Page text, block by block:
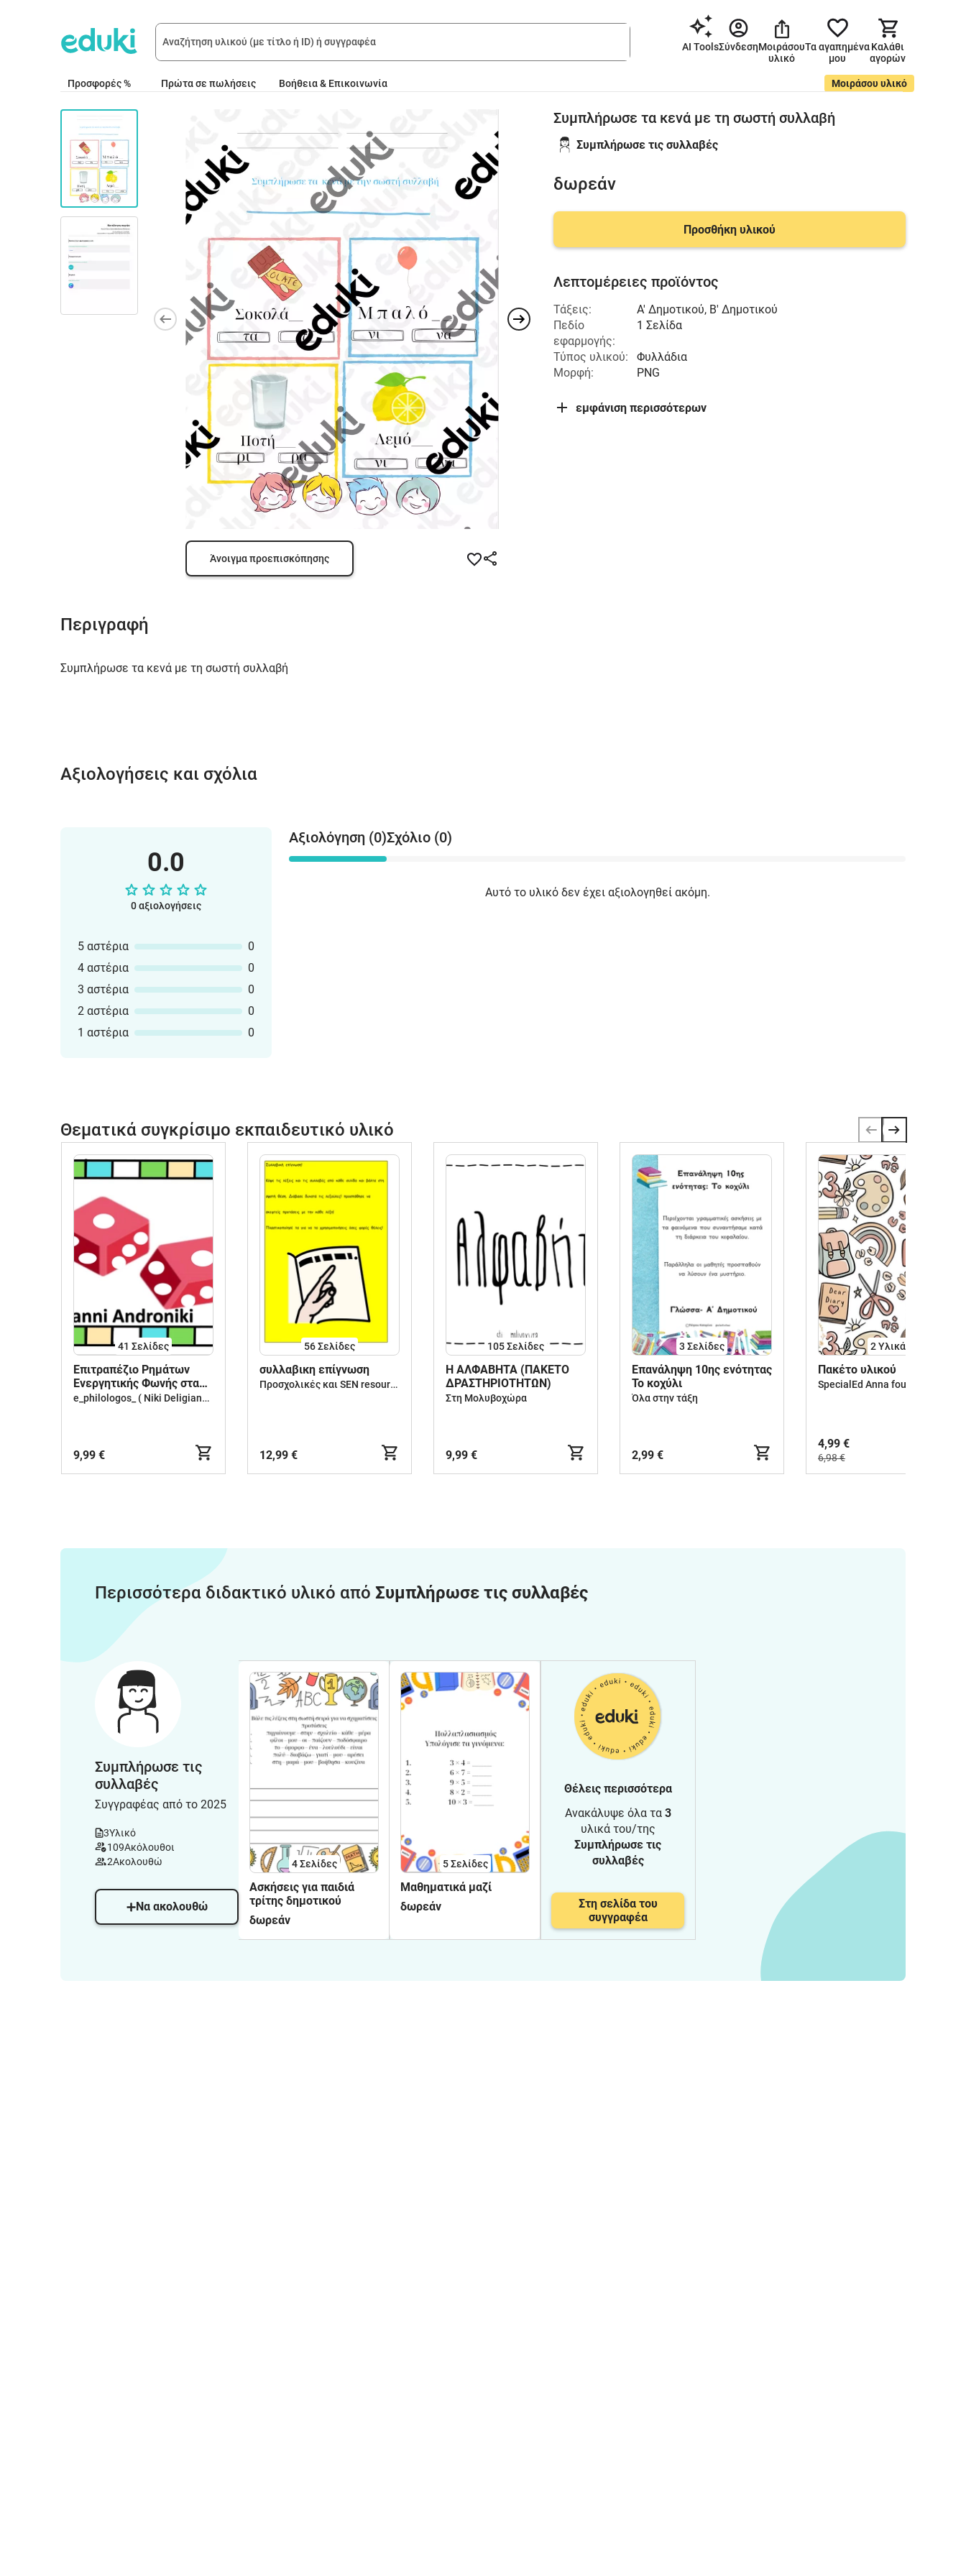
AI ToolsΣύνδεσηΜοιράσου
υλικό
Τα αγαπημένα
μου
Καλάθι
αγορών
Προσφορές % Πρώτα σε πωλήσεις Μοιράσου υλικό
Βοήθεια & Επικοινωνία
Άνοιγμα προεπισκόπησης
Περιγραφή
Συμπλήρωσε τα κενά με τη σωστή συλλαβή
Συμπλήρωσε τα κενά με τη σωστή συλλαβή
Συμπλήρωσε τις συλλαβές
δωρεάν
Προσθήκη υλικού
Λεπτομέρειες προϊόντος
Τάξεις: Α' Δημοτικού, Β' Δημοτικού
Πεδίο
εφαρμογής:
1 Σελίδα
Τύπος υλικού:
Φυλλάδια
Μορφή:
PNG
εμφάνιση περισσότερων
Αξιολογήσεις και σχόλια
0.0
0 αξιολογήσεις
5 αστέρια
0
4 αστέρια
0
3 αστέρια
0
2 αστέρια
0
1 αστέρια
0
Αξιολόγηση (0)Σχόλιο (0)
Αυτό το υλικό δεν έχει αξιολογηθεί ακόμη.
Θεματικά συγκρίσιμο εκπαιδευτικό υλικό
41 Σελίδες
Επιτραπέζιο Ρημάτων
Ενεργητικής Φωνής στα
αρχαία ελληνικά
e_philologos_ ( Niki Deligianni )
9,99 €
56Σελίδες
συλλαβικη επίγνωση
Προσχολικές και SEN resources
12,99 €
105Σελίδες
Η ΑΛΦΑΒΗΤΑ (ΠΑΚΕΤΟ
ΔΡΑΣΤΗΡΙΟΤΗΤΩΝ)
Στη Μολυβοχώρα
9,99 €
3 Σελίδες
Επανάληψη 10ης ενότητας
Το κοχύλι
Όλα στην τάξη
2,99 €
2 Υλικά
Πακέτο υλικού
SpecialEd Anna fourtouni
4,99 €
6,98 €
Περισσότερα διδακτικό υλικό από Συμπλήρωσε τις συλλαβές
Συμπλήρωσε τις
συλλαβές
Συγγραφέας από το 2025
3Υλικό
109Ακόλουθοι
2Ακολουθώ
Να ακολουθώ
4Σελίδες
Ασκήσεις για παιδιά
τρίτης δημοτικού
δωρεάν
5Σελίδες
Μαθηματικά μαζί
δωρεάν
Θέλεις περισσότερα
Ανακάλυψε όλα τα 3
υλικά του/της
Συμπλήρωσε τις
συλλαβές
Στη σελίδα του
συγγραφέα